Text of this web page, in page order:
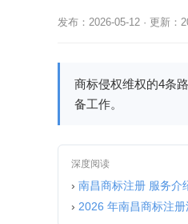
发布：2026-05-12 · 更新：
商标侵权维权的4条
备工作。
深度阅读
› 南昌商标注册 服务介
› 2026 年南昌商标注